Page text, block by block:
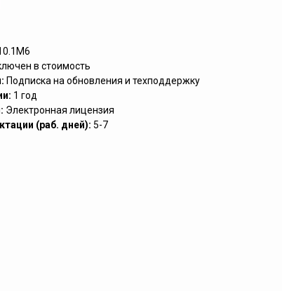
в стоимость
Подписка на обновления и техподдержку
1 год
Электронная лицензия
(раб. дней): 5-7